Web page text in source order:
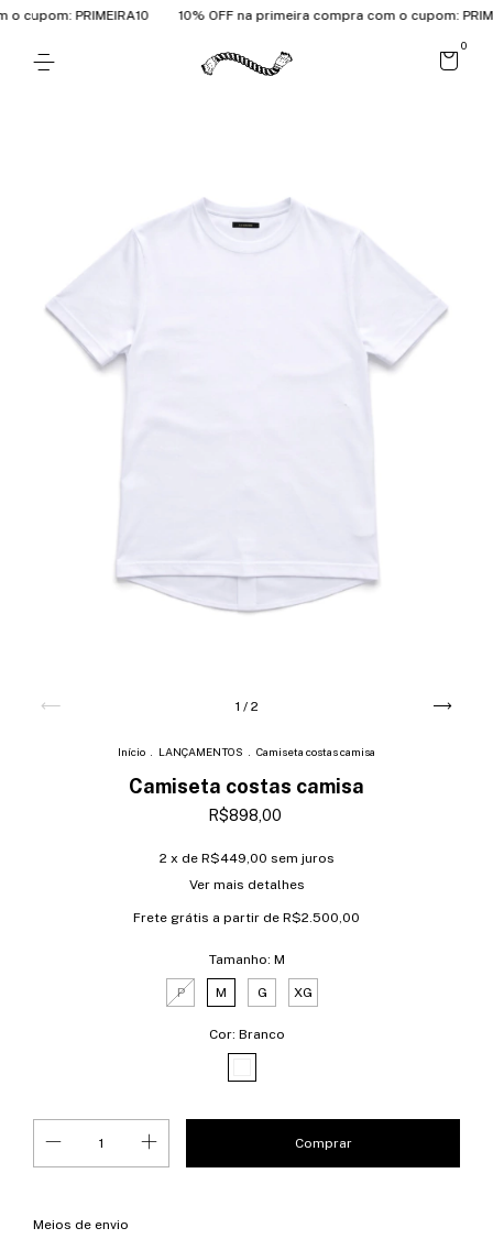
PRIMEIRA10 10% OFF na primeira compra com o cupom:
0
1 / 2
Início LANÇAMENTOS Camiseta costas camisa
Camiseta costas camisa
R$898,00
2 x de R$449,00 sem juros
Ver mais detalhes
Frete grátis a partir de R$2.500,00
Tamanho: M
P M G XG
Cor: Branco
Entregas para o CEP:
Meios de envio